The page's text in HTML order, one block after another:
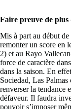
Faire preuve de plus
Mis à part au début de
remonter un score en
2) et au Rayo
force de caractère
dans la saison. En
Sociedad, Las Palmas
renverser la tendance
défaveur. Il faudra
pouvoir s’imposer